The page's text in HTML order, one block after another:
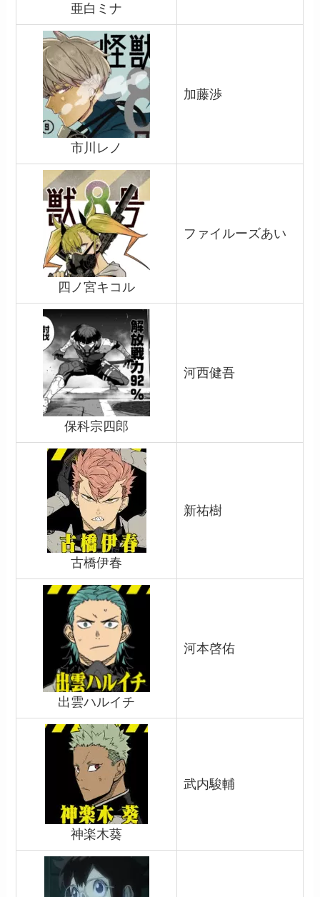
亜白ミナ
市川レノ
加藤渉
四ノ宮キコル
ファイルーズあい
保科宗四郎
河西健吾
古橋伊春
新祐樹
出雲ハルイチ
河本啓佑
神楽木葵
武内駿輔